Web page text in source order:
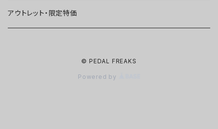
空間系
空間系
ファズ
ファズ
ジャック
IC
アウトレット・限定特価
© PEDAL FREAKS
Powered by